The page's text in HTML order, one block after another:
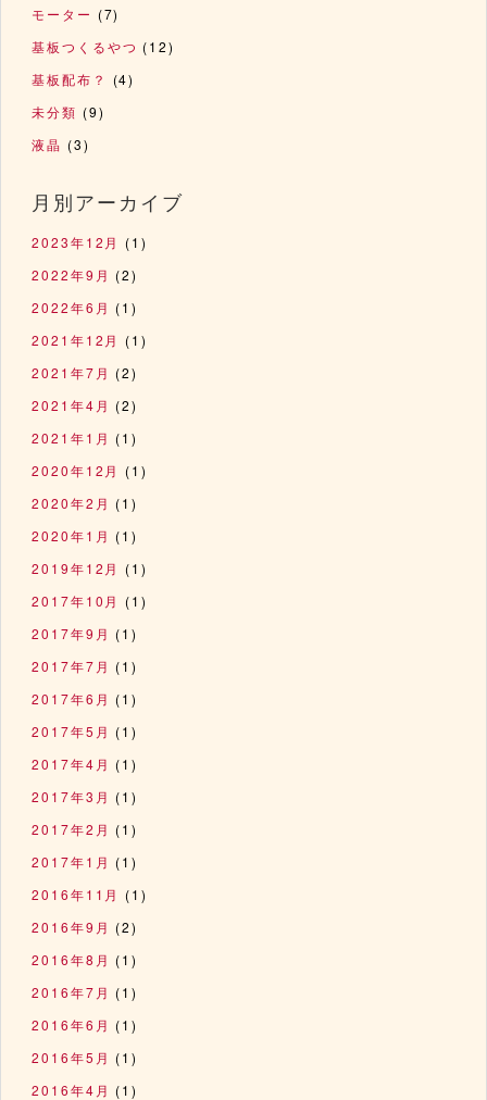
モーター (7)
基板つくるやつ (12)
基板配布？
(4)
未分類 (9)
液晶 (3)
月別アーカイブ
2023年12月 (1)
2022年9月 (2)
2022年6月 (1)
2021年12月 (1)
2021年7月 (2)
2021年4月 (2)
2021年1月 (1)
2020年12月 (1)
2020年2月 (1)
2020年1月 (1)
2019年12月 (1)
2017年10月 (1)
2017年9月 (1)
2017年7月 (1)
2017年6月 (1)
2017年5月 (1)
2017年4月 (1)
2017年3月 (1)
2017年2月 (1)
2017年1月 (1)
2016年11月 (1)
2016年9月 (2)
2016年8月 (1)
2016年7月 (1)
2016年6月 (1)
2016年5月 (1)
2016年4月 (1)